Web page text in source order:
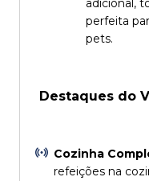
adicional,
perfeita
pets.
Destaques do
Cozinha
refeições na